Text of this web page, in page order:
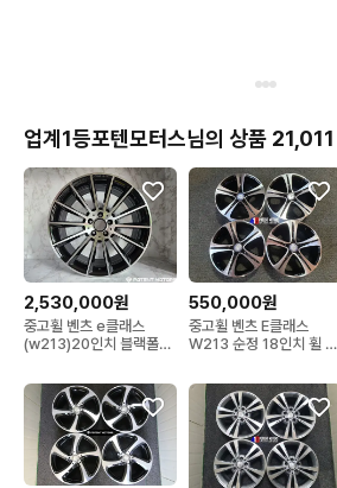
업계1등포텐모터스님의 상품 21,011
2,530,000원
중고휠 벤츠 e클래스
(w213)20인치 블랙폴리
550,000원
중고휠 벤츠 E클래스
W213 순정 18인치 휠 4